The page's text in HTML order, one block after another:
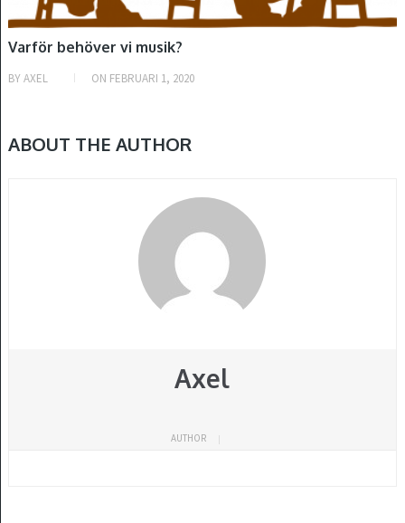
Varför behöver vi musik?
BY AXEL ON FEBRUARI 1, 2020
ABOUT THE AUTHOR
Axel
AUTHOR